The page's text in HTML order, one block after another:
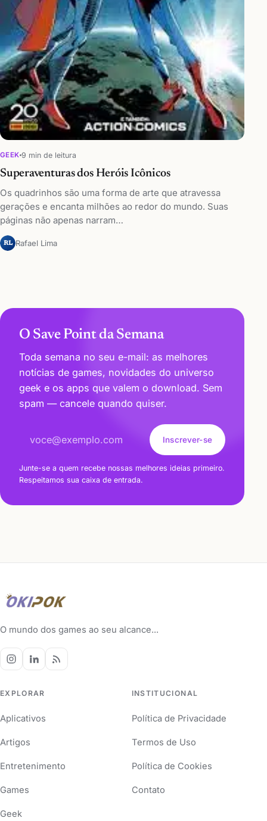
GEEK 9 min de leitura
Superaventuras dos Heróis Icônicos
Os quadrinhos são uma forma de arte que atravessa
gerações e encanta milhões ao redor do mundo. Suas
páginas não apenas narram…
RL Rafael Lima
O Save Point da Semana
Toda semana no seu e-mail: as melhores
notícias de games, novidades do universo
geek e os apps que valem o download. Sem
spam — cancele quando quiser.
Inscrever-se
Junte-se a quem recebe nossas melhores ideias primeiro.
Respeitamos sua caixa de entrada.
O mundo dos games ao seu alcance...
EXPLORAR
Aplicativos
Artigos
Entretenimento
Games
Geek
INSTITUCIONAL
Política de Privacidade
Termos de Uso
Política de Cookies
Contato